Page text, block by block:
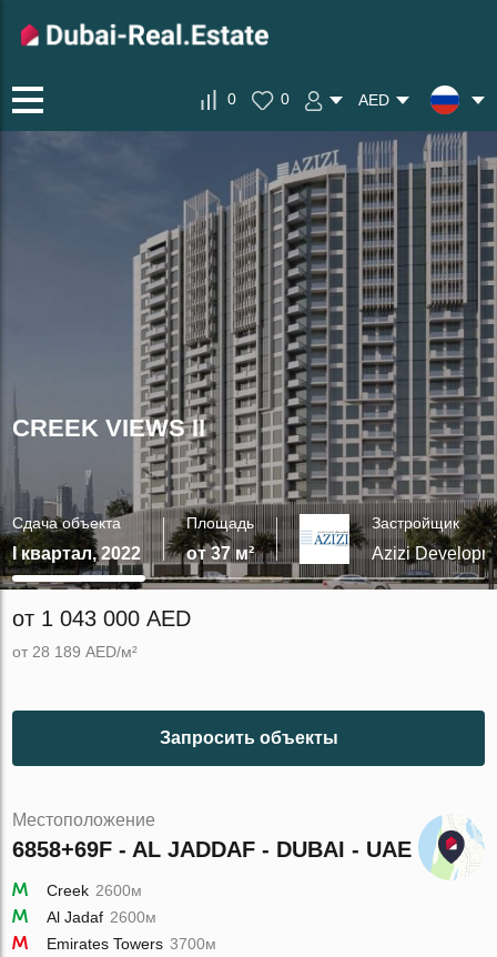
0 0 AED
CREEK VIEWS II
Сдача объекта
I квартал, 2022
Площадь
от 37 м²
Застройщик
Azizi
от 1 043 000 AED
от 28 189 AED/м²
Запросить объекты
Местоположение
6858+69F - AL JADDAF - DUBAI - UAE
Creek 2600м
Al Jadaf 2600м
Emirates Towers 3700м